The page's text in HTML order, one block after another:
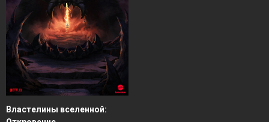
Властелины вселенной: